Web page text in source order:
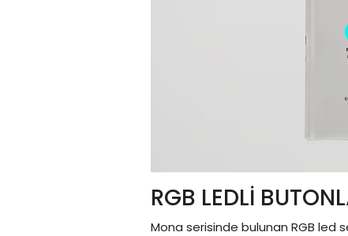
RGB LEDLİ
Mona serisinde bulunan RGB led